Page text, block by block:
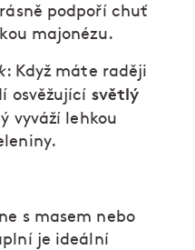
podpoří chuť
majonézu.
: Když máte raději
osvěžující světlý
vyváží lehkou
s masem nebo
je ideální